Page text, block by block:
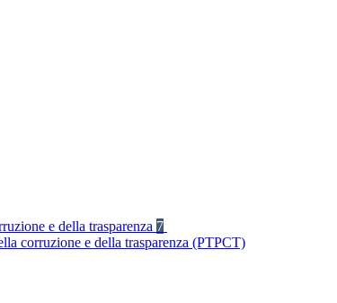
e della trasparenza 7
corruzione e della trasparenza (PTPCT)